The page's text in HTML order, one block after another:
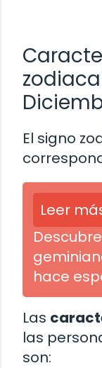
El signo
Leer
hace
Las
las
son: